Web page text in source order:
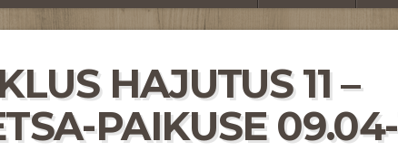
HAJUTUS 11 –
PAIKUSE